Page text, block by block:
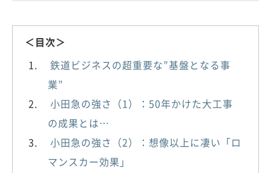
＜目次＞
鉄道ビジネスの超重要な”基盤となる事
業”
小田急の強さ（1）：50年かけた大工事
の成果とは…
小田急の強さ（2）：想像以上に凄い「ロ
マンスカー効果」